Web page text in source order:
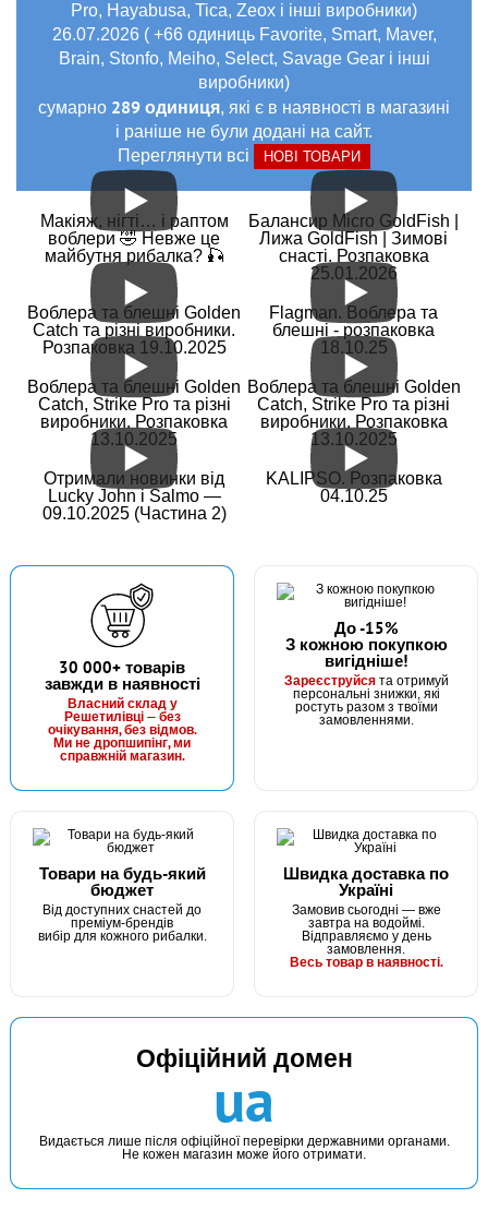
Pro, Hayabusa, Tica, Zeox і інші виробники)
26.07.2026 ( +66 одиниць Favorite, Smart, Maver,
Brain, Stonfo, Meiho, Select, Savage Gear і інші
виробники)
сумарно 289 одиниця, які є в наявності в магазині
і раніше не були додані на сайт.
Переглянути всі
НОВІ ТОВАРИ
Макіяж, нігті… і раптом
воблери 🤣 Невже це
майбутня рибалка? 🎣
Балансир Micro GoldFish |
Лижа GoldFish | Зимові
снасті. Розпаковка
25.01.2026
Воблера та блешні Golden
Catch та різні виробники.
Розпаковка 19.10.2025
Flagman. Воблера та
блешні - розпаковка
18.10.25
Воблера та блешні Golden
Catch, Strike Pro та різні
виробники. Розпаковка
13.10.2025
Воблера та блешні Golden
Catch, Strike Pro та різні
виробники. Розпаковка
13.10.2025
Отримали новинки від
Lucky John і Salmo —
09.10.2025 (Частина 2)
KALIPSO. Розпаковка
04.10.25
30 000+ товарів
завжди в наявності
Власний склад у
Решетилівці — без
очікування, без відмов.
Ми не дропшипінг, ми
справжній магазин.
До -15%
З кожною покупкою
вигідніше!
Зареєструйсята отримуй
персональні знижки, які
ростуть разом з твоїми
замовленнями.
Товари на будь-який
бюджет
Від доступних снастей до
преміум-брендів
вибір для кожного рибалки.
Швидка доставка по
Україні
Замовив сьогодні — вже
завтра на водоймі.
Відправляємо у день
замовлення.
Весь товар в наявності.
Офіційний домен
ua
Видається лише після офіційної перевірки державними органами.
Не кожен магазин може його отримати.